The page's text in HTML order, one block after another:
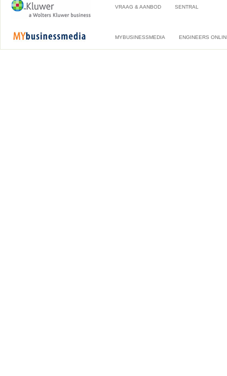
VRAAG & AANBOD SENTRAL
MYBUSINESSMEDIA ENGINEERS